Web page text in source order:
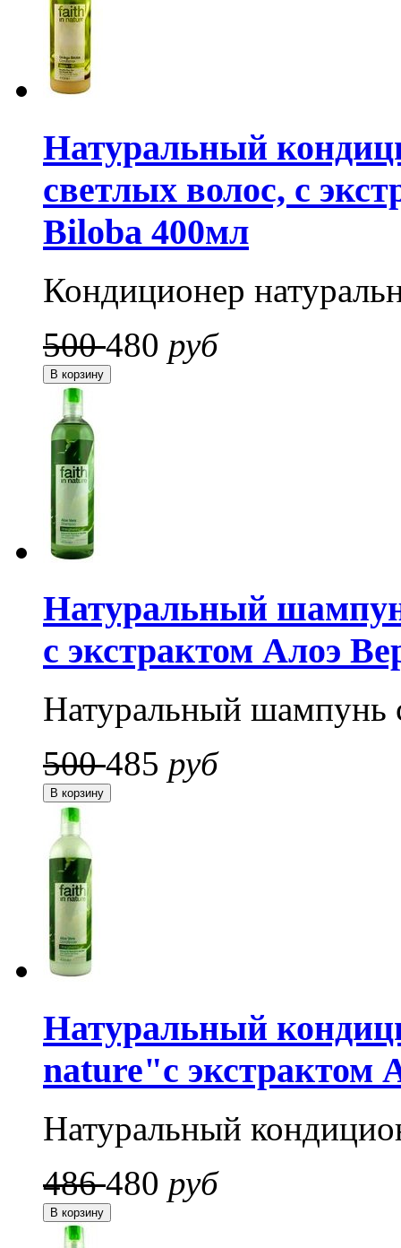
Натуральный
светлых волос, с
Biloba 400мл
Кондиционер
500480 руб
Натуральный
с экстрактом Алоэ
Натуральный шампунь
500485 руб
Натуральный
nature"с экстрактом
Натуральный
486480 руб